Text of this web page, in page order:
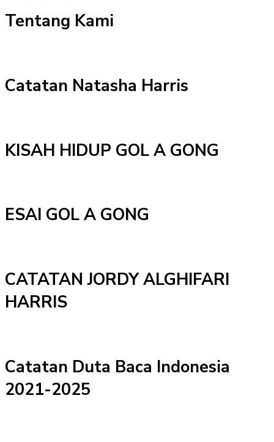
Tentang Kami
Catatan Natasha Harris
KISAH HIDUP GOL A GONG
ESAI GOL A GONG
CATATAN JORDY ALGHIFARI
HARRIS
Catatan Duta Baca Indonesia
2021-2025